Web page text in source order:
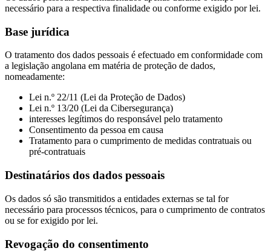
necessário para a respectiva finalidade ou conforme exigido por lei.
Base jurídica
O tratamento dos dados pessoais é efectuado em conformidade com
a legislação angolana em matéria de proteção de dados,
nomeadamente:
Lei n.º 22/11 (Lei da Proteção de Dados)
Lei n.º 13/20 (Lei da Cibersegurança)
interesses legítimos do responsável pelo tratamento
Consentimento da pessoa em causa
Tratamento para o cumprimento de medidas contratuais ou
pré-contratuais
Destinatários dos dados pessoais
Os dados só são transmitidos a entidades externas se tal for
necessário para processos técnicos, para o cumprimento de contratos
ou se for exigido por lei.
Revogação do consentimento